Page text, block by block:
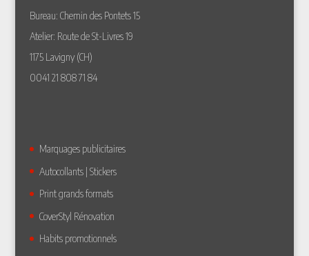
Bureau: Chemin des Pontets 15
Atelier: Route de St-Livres 19
1175 Lavigny (CH)
0041 21 808 71 84
Marquages publicitaires
Autocollants | Stickers
Print grands formats
CoverStyl Rénovation
Habits promotionnels